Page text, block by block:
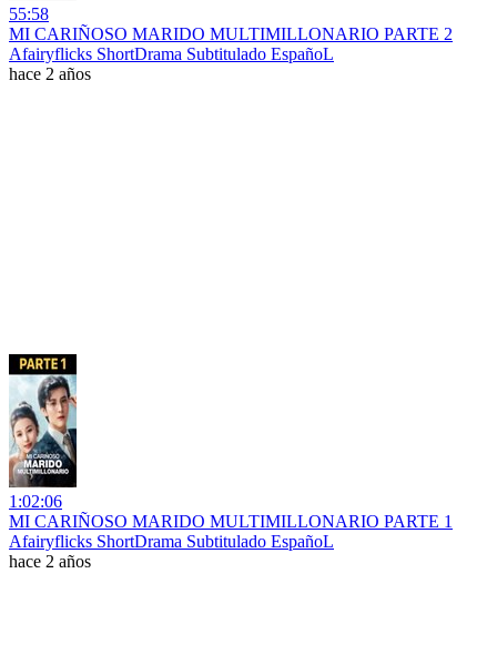
55:58
MI CARIÑOSO MARIDO MULTIMILLONARIO PARTE 2
Afairyflicks ShortDrama Subtitulado EspañoL
hace 2 años
1:02:06
MI CARIÑOSO MARIDO MULTIMILLONARIO PARTE 1
Afairyflicks ShortDrama Subtitulado EspañoL
hace 2 años